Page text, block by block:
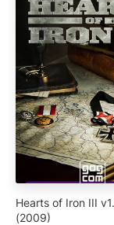
Hearts of Iron III
(2009)